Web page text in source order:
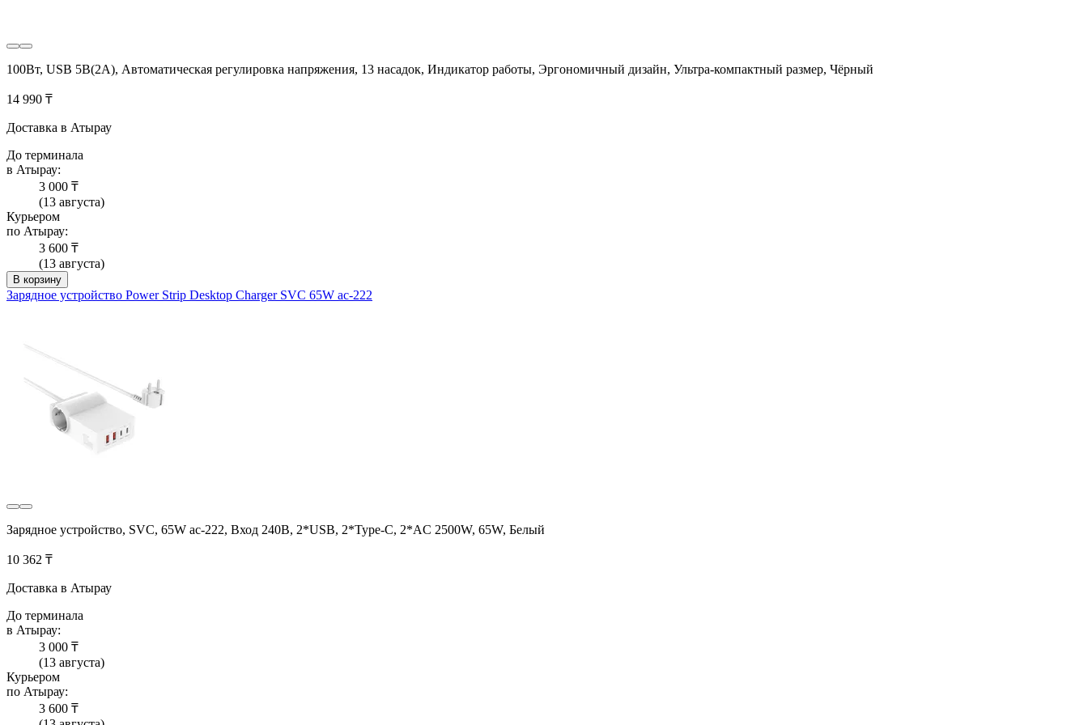
100Вт, USB 5В(2A), Автоматическая регулировка напряжения, 13 насадок, Индикатор работы, Эргономичный дизайн, Ультра-компактный размер, Чёрный
14 990 ₸
Доставка в Атырау
До терминала
в Атырау:
3 000 ₸
(13 августа)
Курьером
по Атырау:
3 600 ₸
(13 августа)
В корзину
Зарядное устройство Power Strip Desktop Charger SVC 65W ac-222
Зарядное устройство, SVC, 65W ac-222, Вход 240В, 2*USB, 2*Type-C, 2*AC 2500W, 65W, Белый
10 362 ₸
Доставка в Атырау
До терминала
в Атырау:
3 000 ₸
(13 августа)
Курьером
по Атырау:
3 600 ₸